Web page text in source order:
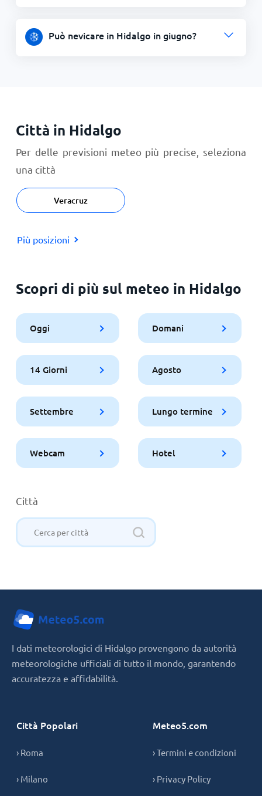
Può nevicare in Hidalgo in giugno?
Città in Hidalgo
Per delle previsioni meteo più precise, seleziona
una città
Veracruz
Più posizioni
Scopri di più sul meteo in Hidalgo
Oggi Domani
14 Giorni Agosto
Settembre Lungo termine
Webcam Hotel
Città
I dati meteorologici di Hidalgo provengono da autorità
meteorologiche ufficiali di tutto il mondo, garantendo
accuratezza e affidabilità.
Città Popolari
› Roma
› Milano
Meteo5.com
› Termini e condizioni
› Privacy Policy